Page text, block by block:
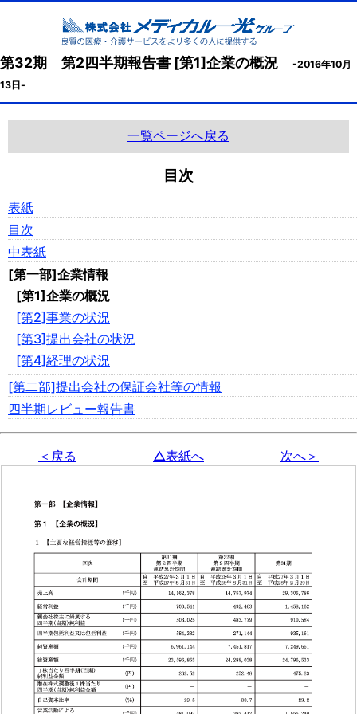
第32期 第2四半期報告書 [第1]企業の概況
-2016年10月
13日-
一覧ページへ戻る
目次
表紙
目次
中表紙
[第一部]企業情報
[第1]企業の概況
[第2]事業の状況
[第3]提出会社の状況
[第4]経理の状況
[第二部]提出会社の保証会社等の情報
四半期レビュー報告書
＜戻る △表紙へ 次へ＞